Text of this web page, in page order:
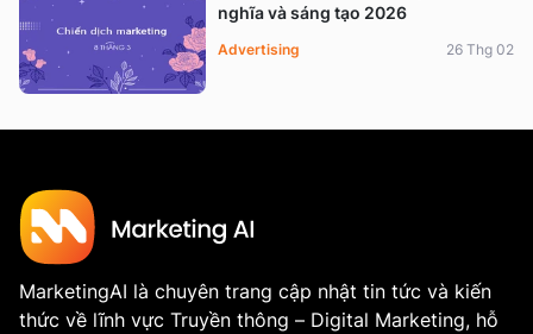
nghĩa và sáng tạo 2026
Advertising 26 Thg 02
MarketingAI là chuyên trang cập nhật tin tức và kiến
thức về lĩnh vực Truyền thông – Digital Marketing, hỗ